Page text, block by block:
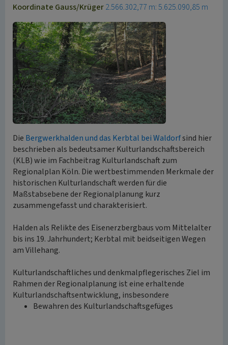
Koordinate Gauss/Krüger2.566.302,77 m: 5.625.090,85 m
Die Bergwerkhalden und das Kerbtal bei Waldorfsind hier
beschrieben als bedeutsamer Kulturlandschaftsbereich
(KLB) wie im Fachbeitrag Kulturlandschaft zum
Regionalplan Köln. Die wertbestimmenden Merkmale der
historischen Kulturlandschaft werden für die
Maßstabsebene der Regionalplanung kurz
zusammengefasst und charakterisiert.
Halden als Relikte des Eisenerzbergbaus vom Mittelalter
bis ins 19. Jahrhundert; Kerbtal mit beidseitigen Wegen
am Villehang.
Kulturlandschaftliches und denkmalpflegerisches Ziel im
Rahmen der Regionalplanung ist eine erhaltende
Kulturlandschaftsentwicklung, insbesondere
Bewahren des Kulturlandschaftsgefüges